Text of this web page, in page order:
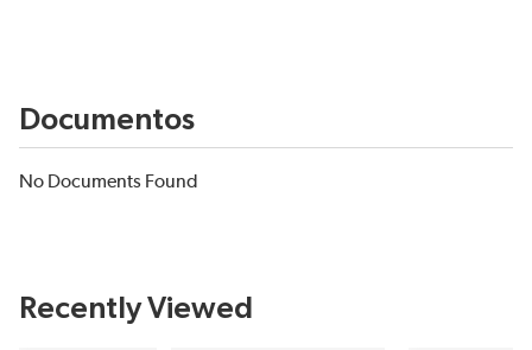
Documentos
No Documents Found
Recently Viewed